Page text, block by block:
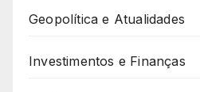
Geopolítica e Atualidades
Investimentos e Finanças